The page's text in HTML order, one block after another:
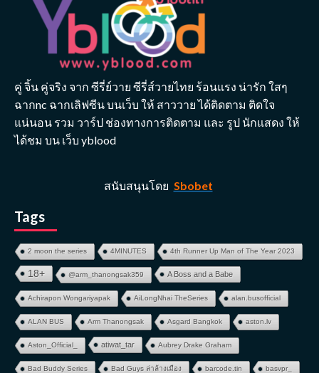
คู่ จิ้น คู่จริง จาก ซีรี่ย์วาย ซีรี่ส์วายไทย ร้อนแรง น่ารัก ใสๆ
ฉากnc ฉากเลิฟซีน บนเว็บ ให้ สาววาย ได้ติดตาม ติดใจ
แน่นอน รวม วาร์ป ช่องทางการติดตาม และ รูป นักแสดง ให้
ได้ชม บน เว็บ yblood
สนับสนุนโดย Sbobet
Tags
2 moon the series 4MINUTES 4th Runner Up Man of The Year 2023
18+ @arm_thanongsak359 A Boss and a Babe
Achirapon Wongariyapak AiLongNhai TheSeries alan.busofficial
ALAN BUS Arm Thanongsak Asgard Bangkok aston.lv
Aston_Official_ atiwat_tar Aubrey Drake Graham
Bad Buddy Series Bad Guys ล่าล้างเมือง barcode.tin basvpr_